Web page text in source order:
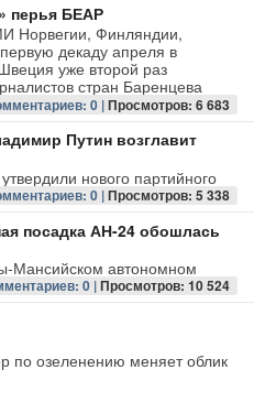
перья БЕАР
Норвегии, Финляндии,
декаду апреля в
уже второй раз
стран Баренцева
0 |Просмотров: 6 683
Путин возглавит
нового партийного
0 |Просмотров: 5 338
посадка АН-24 обошлась
Мансийском автономном
0 |Просмотров: 10 524
по озеленению меняет облик